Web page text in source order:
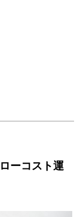
ーコスト運